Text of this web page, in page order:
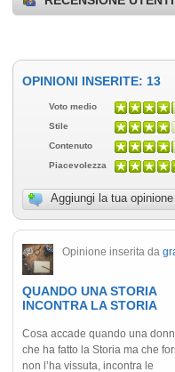
OPINIONI INSERITE: 13
Voto medio
Stile
Contenuto
Piacevolezza
Aggiungi la tua opinione
Opinione inserita da
QUANDO UNA STORIA
INCONTRA LA STORIA
Cosa accade quando una
che ha fatto la Storia ma che
non l’ha vissuta, incontra le